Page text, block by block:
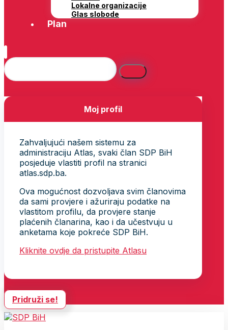
Lokalne organizacije
Glas slobode
Plan
Moj profil
Zahvaljujući našem sistemu za
administraciju Atlas, svaki član SDP BiH
posjeduje vlastiti profil na stranici
atlas.sdp.ba.
Ova mogućnost dozvoljava svim članovima
da sami provjere i ažuriraju podatke na
vlastitom profilu, da provjere stanje
plaćenih članarina, kao i da učestvuju u
anketama koje pokreće SDP BiH.
Kliknite ovdje da pristupite Atlasu
Pridruži se!